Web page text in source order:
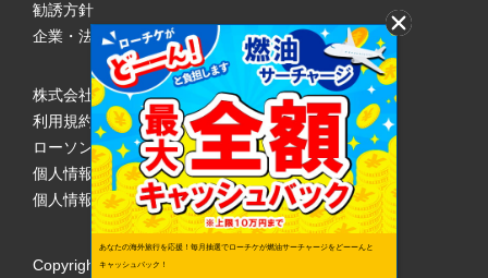
勧誘方針
企業・法人のみなさまへ
株式会社ローソンエンタテインメント
利用規約
ローソンWEB会員規約
個人情報の取り扱いについて
個人情報保護方針
Copyright © 1998 Lawson Entertainment, Inc.
あなたの海外旅行を応援！毎月抽選でローチケが燃油サーチャージをどーーんと
キャッシュバック！